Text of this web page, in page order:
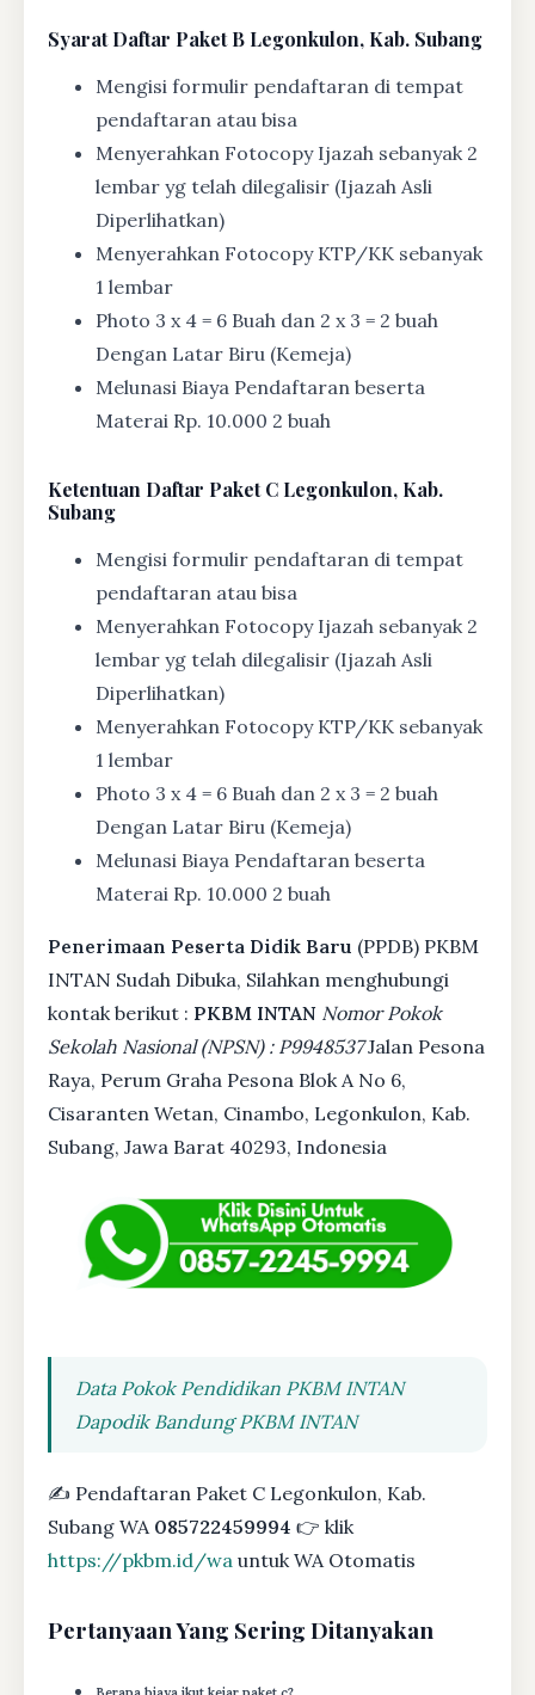
SyaratDaftar Paket B Legonkulon, Kab. Subang
Mengisi formulir pendaftaran di tempat
pendaftaran atau bisa
Menyerahkan Fotocopy Ijazah sebanyak 2
lembar yg telah dilegalisir (Ijazah Asli
Diperlihatkan)
Menyerahkan Fotocopy KTP/KK sebanyak
1 lembar
Photo 3 x 4 = 6 Buah dan 2 x 3 = 2 buah
Dengan Latar Biru (Kemeja)
Melunasi Biaya Pendaftaran beserta
Materai Rp. 10.000 2 buah
Ketentuan Daftar Paket C Legonkulon, Kab.
Subang
Mengisi formulir pendaftaran di tempat
pendaftaran atau bisa
Menyerahkan Fotocopy Ijazah sebanyak 2
lembar yg telah dilegalisir (Ijazah Asli
Diperlihatkan)
Menyerahkan Fotocopy KTP/KK sebanyak
1 lembar
Photo 3 x 4 = 6 Buah dan 2 x 3 = 2 buah
Dengan Latar Biru (Kemeja)
Melunasi Biaya Pendaftaran beserta
Materai Rp. 10.000 2 buah
Penerimaan Peserta Didik Baru (PPDB) PKBM
INTAN Sudah Dibuka, Silahkan menghubungi
kontak berikut : PKBM INTAN Nomor Pokok
Sekolah Nasional (NPSN) : P9948537Jalan Pesona
Raya, Perum Graha Pesona Blok A No 6,
Cisaranten Wetan, Cinambo, Legonkulon, Kab.
Subang, Jawa Barat 40293, Indonesia
Data Pokok Pendidikan PKBM INTAN
Dapodik Bandung PKBM INTAN
✍ Pendaftaran Paket C Legonkulon, Kab.
Subang WA 085722459994 👉 klik
https://pkbm.id/wa untuk WA Otomatis
Pertanyaan Yang Sering Ditanyakan